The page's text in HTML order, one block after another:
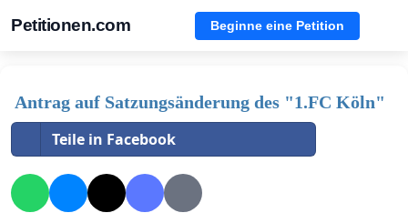
Petitionen.com Beginne eine Petition
Antrag auf Satzungsänderung des "1.FC Köln"
Teile in Facebook